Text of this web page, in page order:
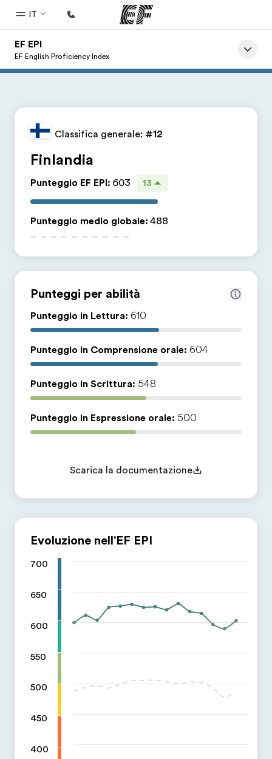
IT
Homepage
Trova l'ufficio più vicino
Chi siamo
Carriera
Lavora con noi
EF EPI
EF English Proficiency Index
Classifica generale: #12
Finlandia
Punteggio EF EPI: 603 13
Punteggio medio globale: 488
Punteggi per abilità
Punteggio in Lettura: 610
Punteggio in Comprensione orale: 604
Punteggio in Scrittura: 548
Punteggio in Espressione orale: 500
Scarica la documentazione
Evoluzione nell'EF EPI
700
650
600
550
500
450
400